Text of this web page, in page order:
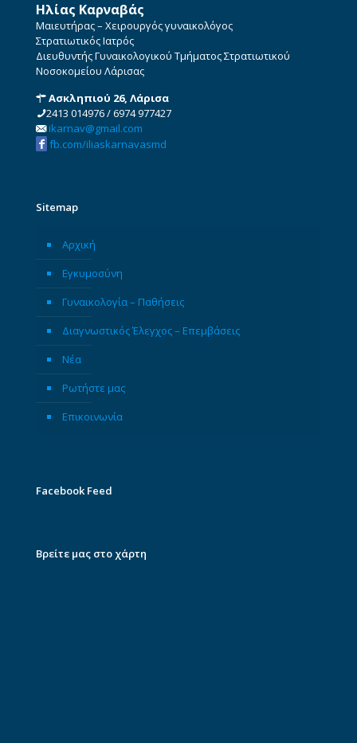
Ηλίας Καρναβάς
Μαιευτήρας – Χειρουργός γυναικολόγος
Στρατιωτικός Ιατρός
Διευθυντής Γυναικολογικού Τμήματος Στρατιωτικού
Νοσοκομείου Λάρισας
Ασκληπιού 26, Λάρισα
2413 014976/6974 977427
ikarnav@gmail.com
fb.com/iliaskarnavasmd
Sitemap
Αρχική
Εγκυμοσύνη
Γυναικολογία – Παθήσεις
Διαγνωστικός Έλεγχος – Επεμβάσεις
Νέα
Ρωτήστε μας
Επικοινωνία
Facebook Feed
Βρείτε μας στο χάρτη